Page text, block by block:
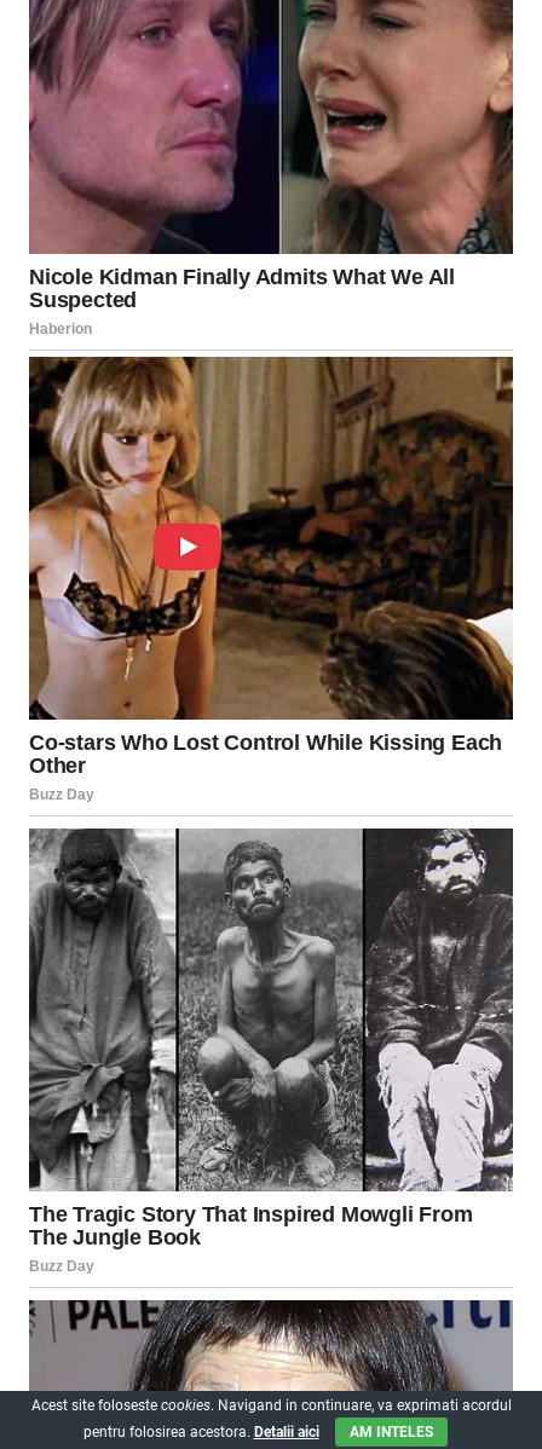
Acest site foloseste cookies. Navigand in continuare, va exprimati acordul
pentru folosirea acestora. Detalii aici AM INTELES